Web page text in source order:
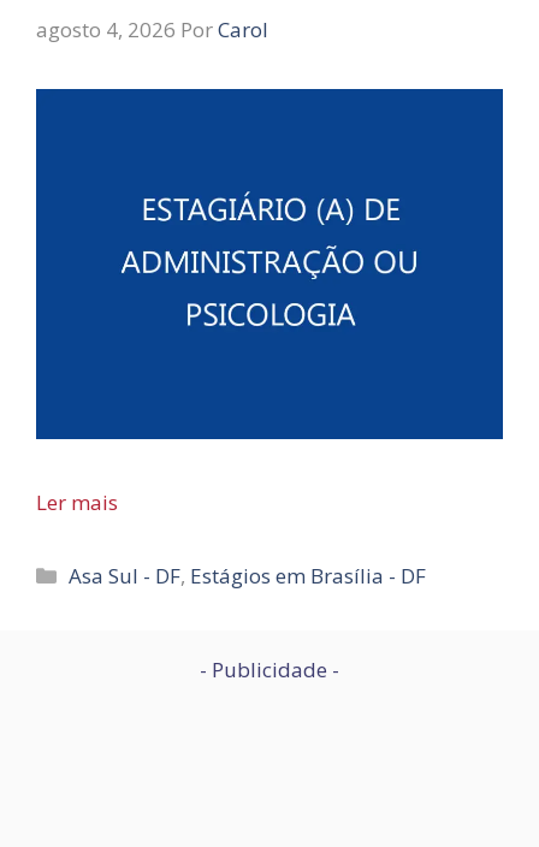
agosto 4, 2026 PorCarol
Ler mais
Categorias
Asa Sul - DF, Estágios em Brasília - DF
- Publicidade -